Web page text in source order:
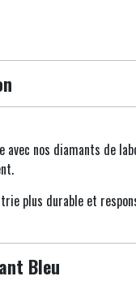
avec nos diamants de
plus durable et
Bleu